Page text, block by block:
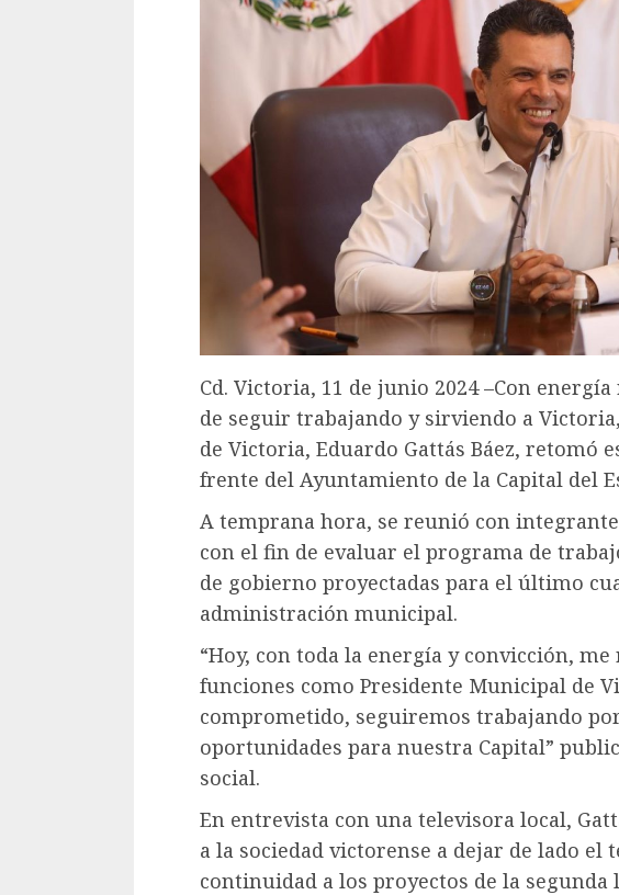
Cd. Victoria, 11 de junio 2024 –Con
de seguir trabajando y sirviendo a
de Victoria, Eduardo Gattás Báez, retomó
frente del Ayuntamiento de la Capital del
A temprana hora, se reunió con
con el fin de evaluar el programa de
de gobierno proyectadas para el último
administración municipal.
“Hoy, con toda la energía y convicción,
funciones como Presidente Municipal de
comprometido, seguiremos trabajando
oportunidades para nuestra Capital”
social.
En entrevista con una televisora local,
a la sociedad victorense a dejar de lado el
continuidad a los proyectos de la segunda